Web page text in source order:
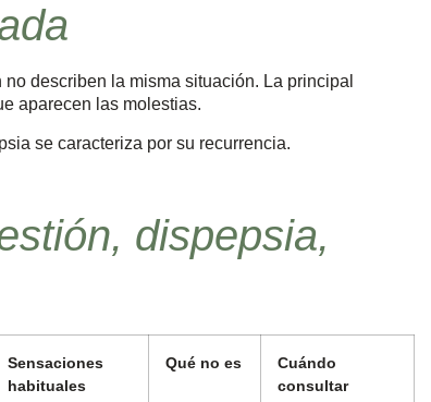
describen la misma situación. La principal
aparecen las molestias.
se caracteriza por su recurrencia.
dispepsia,
Sensaciones
habituales
Qué no es
Cuándo
consultar